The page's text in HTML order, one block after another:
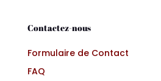
Contactez-nous
Formulaire de Contact
FAQ